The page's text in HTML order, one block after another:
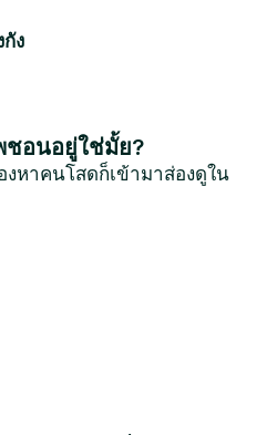
ง
ชอนอยู่ใช่มั้ย?
หาคนโสดก็เข้ามาส่องดูใน